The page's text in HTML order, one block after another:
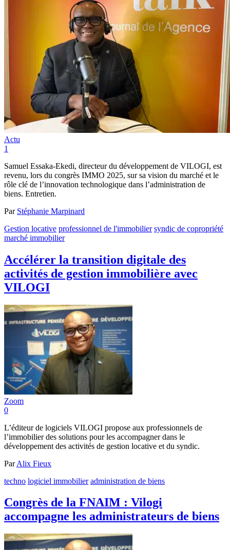
Actu
1
Samuel Essaka-Ekedi, directeur du développement de VILOGI, est
revenu, lors du congrès IMMO 2025, sur sa vision du marché et le
rôle clé de l’innovation technologique dans l’administration de
biens. Entretien.
Par Stéphanie Marpinard
Gestion locative professionnel de l'immobilier syndic de copropriété
marché immobilier
Accélérer la transition digitale des
activités de gestion immobilière avec
VILOGI
Zoom
0
L’éditeur de logiciels VILOGI propose aux professionnels de
l’immobilier des solutions pour les accompagner dans le
développement des activités de gestion locative et du syndic.
ParAlix Fieux
techno logiciel immobilier administration de biens
Congrès de la FNAIM : Vilogi
accompagne les administrateurs de biens